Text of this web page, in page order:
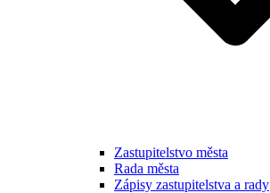
Zastupitelstvo města
Rada města
Zápisy zastupitelstva a rady